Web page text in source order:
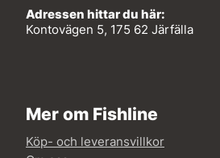
Adressen hittar du här:
Kontovägen 5, 175 62 Järfälla
Mer om Fishline
Köp- och leveransvillkor